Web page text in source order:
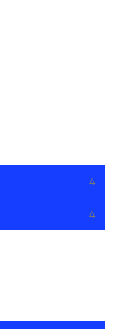
4
4